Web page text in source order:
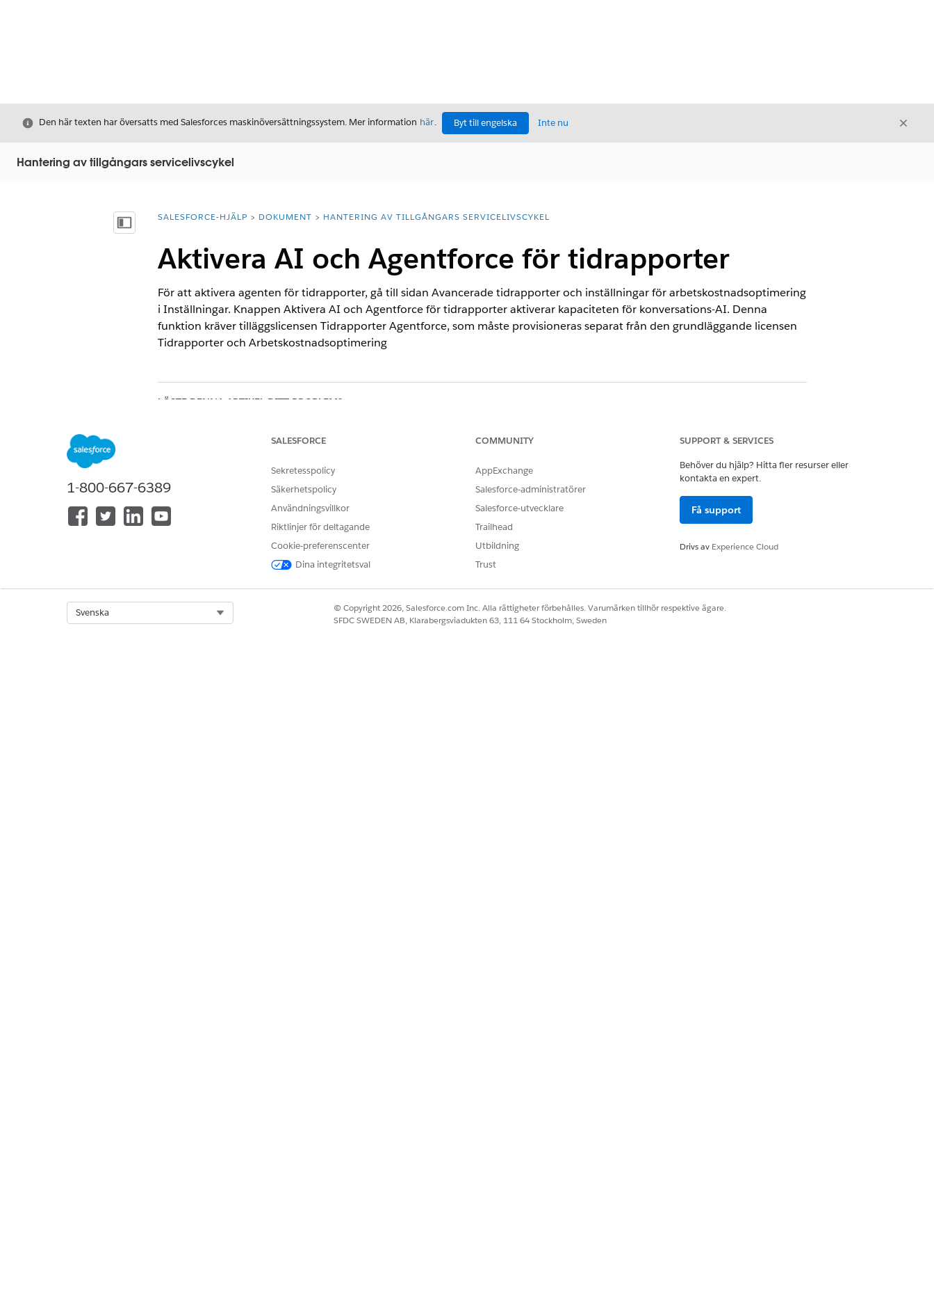
Stäng
Den här texten har översatts med Salesforces maskinöversättningssystem. Mer information här. Byt till engelska Inte nu Stäng
Hantering av tillgångars servicelivscykel
Visa innehållsförteckning
Du är här:
SALESFORCE-HJÄLP DOKUMENT HANTERING AV TILLGÅNGARS SERVICELIVSCYKEL
Aktivera AI och Agentforce för tidrapporter
För att aktivera agenten för tidrapporter, gå till sidan Avancerade tidrapporter och inställningar för arbetskostnadsoptimering
i Inställningar. Knappen Aktivera AI och Agentforce för tidrapporter aktiverar kapaciteten för konversations-AI. Denna
funktion kräver tilläggslicensen Tidrapporter Agentforce, som måste provisioneras separat från den grundläggande licensen
Tidrapporter och Arbetskostnadsoptimering
LÖSTE DENNA ARTIKEL DITT PROBLEM?
1-800-667-6389
SALESFORCE
Sekretesspolicy
Säkerhetspolicy
Användningsvillkor
Riktlinjer för deltagande
Cookie-preferenscenter
Dina integritetsval
COMMUNITY
AppExchange
Salesforce-administratörer
Salesforce-utvecklare
Trailhead
Utbildning
Trust
SUPPORT & SERVICES
Behöver du hjälp? Hitta fler resurser eller
kontakta en expert.
Få support
Drivs av Experience Cloud
Svenska
© Copyright 2026, Salesforce.com Inc. Alla rättigheter förbehålles. Varumärken tillhör respektive ägare.
SFDC SWEDEN AB, Klarabergsviadukten 63, 111 64 Stockholm, Sweden